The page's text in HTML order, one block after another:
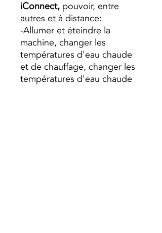
iConnect, pouvoir, entre
autres et à distance:
-Allumer et éteindre la
machine, changer les
températures d'eau chaude
et de chauffage, changer les
températures d'eau chaude